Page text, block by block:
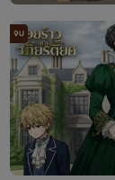
จบ